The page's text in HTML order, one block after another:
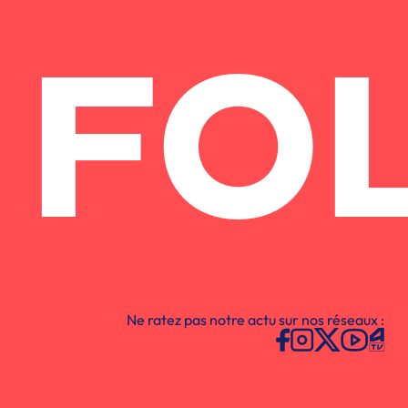
Ne ratez pas notre actu sur nos réseaux :